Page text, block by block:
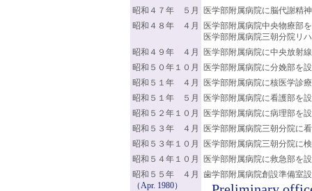
昭和４７年 ５月
医学部附属病院に脳代謝精
昭和４８年 ４月
医学部附属病院中央物療部
医学部附属病院三朝分院リ
昭和４９年 ４月
医学部附属病院に中央放射
昭和５０年１０月
医学部附属病院に分娩部を
昭和５１年 ４月
医学部附属病院に核医学診
昭和５１年 ５月
医学部附属病院に看護部を
昭和５２年１０月
医学部附属病院に病理部を
昭和５３年 ４月
医学部附属病院三朝分院に
昭和５３年１０月
医学部附属病院三朝分院に
昭和５４年１０月
医学部附属病院に救急部を
昭和５５年 ４月
（Apr. 1980）
歯学部附属病院創設準備室